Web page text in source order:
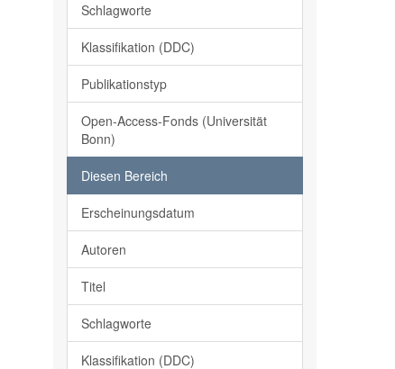
Schlagworte
Klassifikation (DDC)
Publikationstyp
Open-Access-Fonds (Universität
Bonn)
Diesen Bereich
Erscheinungsdatum
Autoren
Titel
Schlagworte
Klassifikation (DDC)